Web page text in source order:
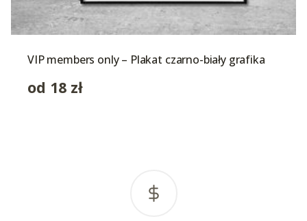
VIP members only – Plakat czarno-biały grafika
od 18 zł